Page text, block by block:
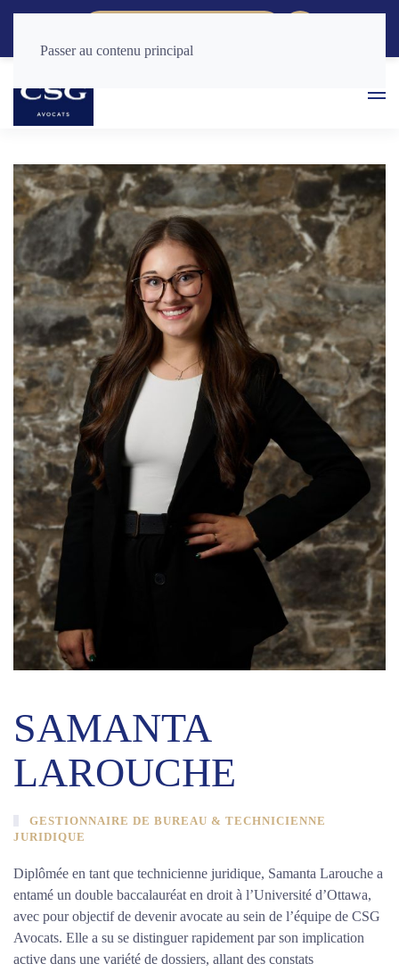
Passer au contenu principal
SAMANTA
LAROUCHE
GESTIONNAIRE DE BUREAU & TECHNICIENNE
JURIDIQUE
Diplômée en tant que technicienne juridique, Samanta Larouche a
entamé un double baccalauréat en droit à l’Université d’Ottawa,
avec pour objectif de devenir avocate au sein de l’équipe de CSG
Avocats. Elle a su se distinguer rapidement par son implication
active dans une variété de dossiers, allant des constats